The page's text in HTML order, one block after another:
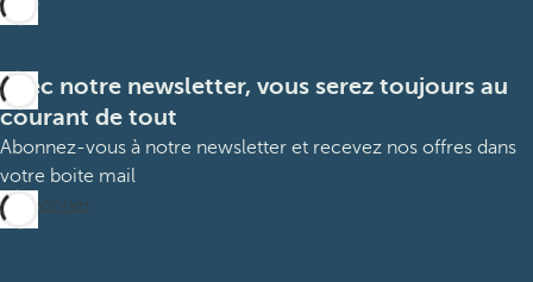
Avec notre newsletter, vous serez toujours au
courant de tout
Abonnez-vous à notre newsletter et recevez nos offres dans
votre boite mail
M’abonner